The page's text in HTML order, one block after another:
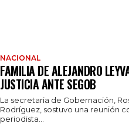
NACIONAL
FAMILIA DE ALEJANDRO
JUSTICIA ANTE SEGOB
La secretaria de Gobernación,
Rodríguez, sostuvo una reunión
periodista...